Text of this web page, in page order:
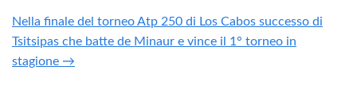
Nella finale del torneo Atp 250 di Los Cabos successo di
Tsitsipas che batte de Minaur e vince il 1° torneo in
stagione →